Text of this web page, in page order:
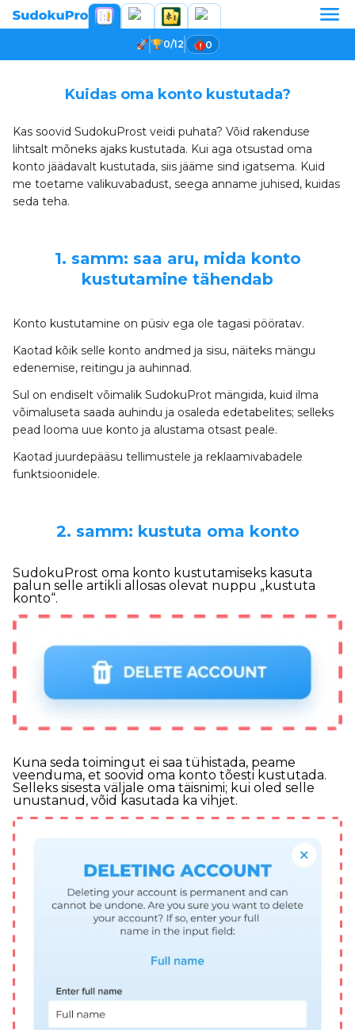
0/12 0
Kuidas oma konto kustutada?
Kas soovid SudokuProst veidi puhata? Võid rakenduse
lihtsalt mõneks ajaks kustutada. Kui aga otsustad oma
konto jäädavalt kustutada, siis jääme sind igatsema. Kuid
me toetame valikuvabadust, seega anname juhised, kuidas
seda teha.
1. samm: saa aru, mida konto
kustutamine tähendab
Konto kustutamine on püsiv ega ole tagasi pööratav.
Kaotad kõik selle konto andmed ja sisu, näiteks mängu
edenemise, reitingu ja auhinnad.
Sul on endiselt võimalik SudokuProt mängida, kuid ilma
võimaluseta saada auhindu ja osaleda edetabelites; selleks
pead looma uue konto ja alustama otsast peale.
Kaotad juurdepääsu tellimustele ja reklaamivabadele
funktsioonidele.
2. samm: kustuta oma konto
SudokuProst oma konto kustutamiseks kasuta
palun selle artikli allosas olevat nuppu „kustuta
konto“.
Kuna seda toimingut ei saa tühistada, peame
veenduma, et soovid oma konto tõesti kustutada.
Selleks sisesta väljale oma täisnimi; kui oled selle
unustanud, võid kasutada ka vihjet.